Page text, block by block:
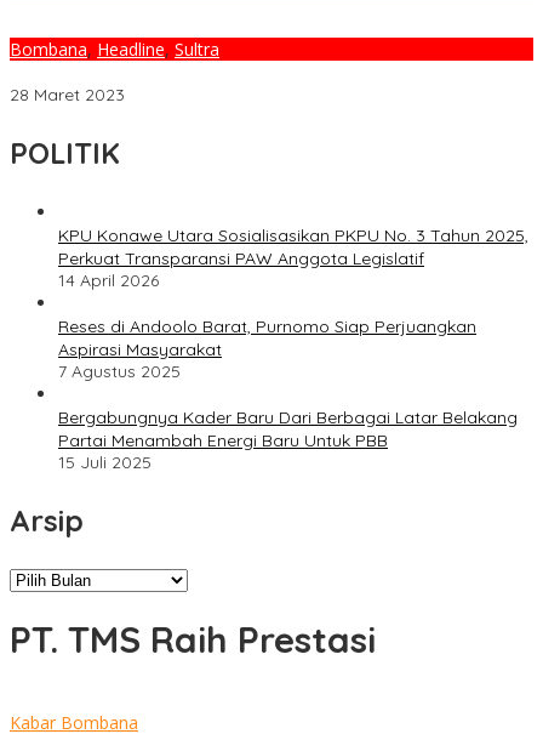
Bombana, Headline, Sultra
28 Maret 2023
POLITIK
KPU Konawe Utara Sosialisasikan PKPU No. 3 Tahun 2025,
Perkuat Transparansi PAW Anggota Legislatif
14 April 2026
Reses di Andoolo Barat, Purnomo Siap Perjuangkan
Aspirasi Masyarakat
7 Agustus 2025
Bergabungnya Kader Baru Dari Berbagai Latar Belakang
Partai Menambah Energi Baru Untuk PBB
15 Juli 2025
Arsip
Arsip
PT. TMS Raih Prestasi
Kabar Bombana